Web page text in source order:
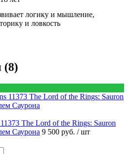
логику и мышление,
и ловкость
(8)
The Lord of the Rings: Sauron
Саурона 9 500 руб. / шт